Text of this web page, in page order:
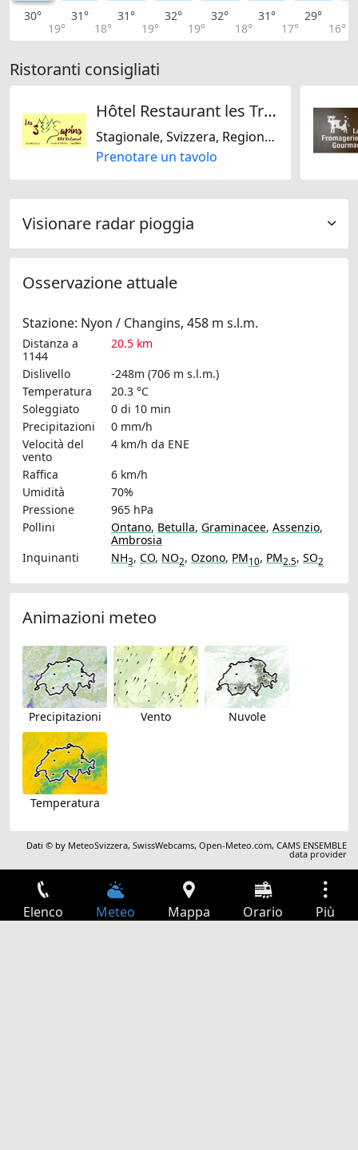
30°
19°
31°
18°
31°
19°
32°
19°
32°
18°
31°
17°
29°
16°
Ristoranti consigliati
Hôtel Restaurant les Trois Sapins
Stagionale, Svizzera, Regionale
Prenotare un tavolo
Visionare radar pioggia
Osservazione attuale
Stazione: Nyon / Changins, 458 m s.l.m.
Distanza a
1144
20.5 km
Dislivello
-248m (706 m s.l.m.)
Temperatura
20.3 °C
Soleggiato
0 di 10 min
Precipitazioni
0 mm/h
Velocità del
vento
4 km/h da ENE
Raffica
6 km/h
Umidità
70%
Pressione
965 hPa
Pollini
Ontano, Betulla, Graminacee, Assenzio,
Ambrosia
Inquinanti
NH3, CO, NO2, Ozono, PM10, PM2.5, SO2
Animazioni meteo
Precipitazioni Vento Nuvole
Temperatura
Dati © by MeteoSvizzera,SwissWebcams,Open-Meteo.com,CAMS ENSEMBLE
data provider
Elenco Meteo Mappa Orario Più